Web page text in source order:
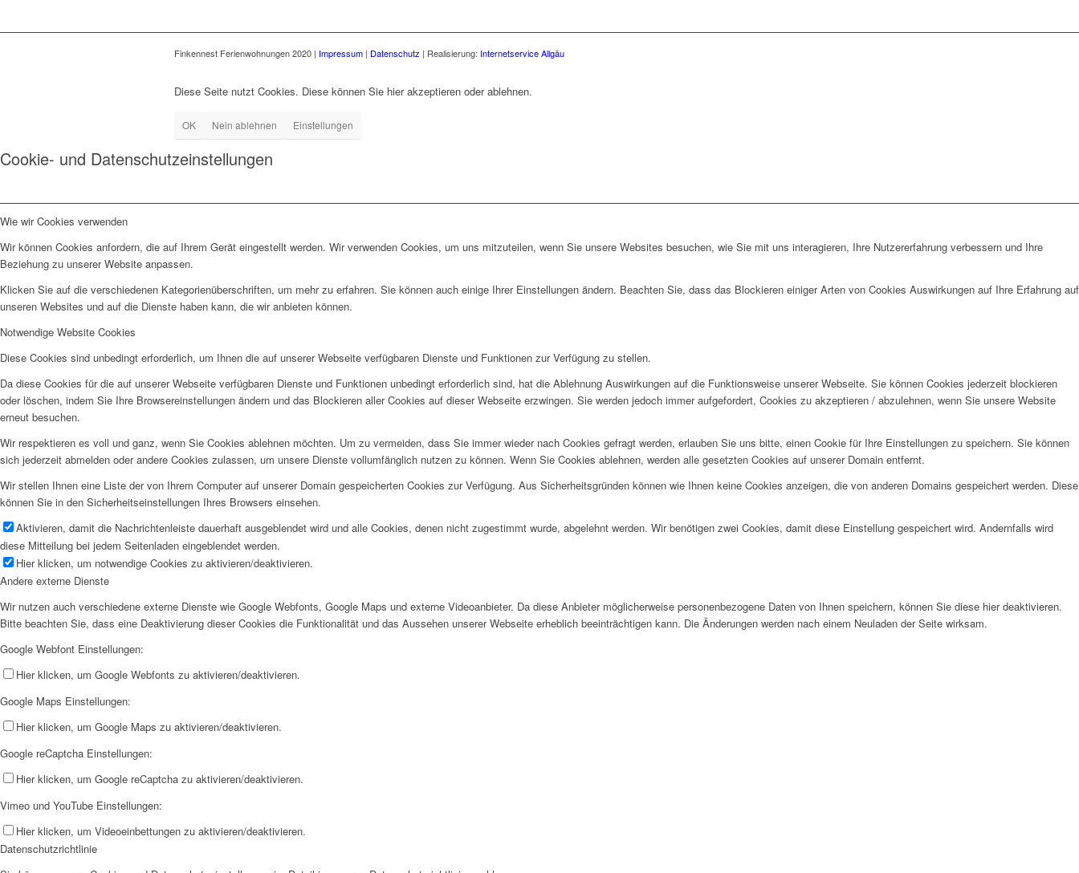
Finkennest Ferienwohnungen 2020 | Impressum | Datenschutz | Realisierung: Internetservice Allgäu
Diese Seite nutzt Cookies. Diese können Sie hier akzeptieren oder ablehnen.
OK Nein ablehnen Einstellungen
Cookie- und Datenschutzeinstellungen
Wie wir Cookies verwenden
Wir können Cookies anfordern, die auf Ihrem Gerät eingestellt werden. Wir verwenden Cookies, um uns mitzuteilen, wenn Sie unsere Websites besuchen, wie Sie mit uns interagieren, Ihre Nutzererfahrung verbessern und Ihre
Beziehung zu unserer Website anpassen.
Klicken Sie auf die verschiedenen Kategorienüberschriften, um mehr zu erfahren. Sie können auch einige Ihrer Einstellungen ändern. Beachten Sie, dass das Blockieren einiger Arten von Cookies Auswirkungen auf Ihre Erfahrung auf
unseren Websites und auf die Dienste haben kann, die wir anbieten können.
Notwendige Website Cookies
Diese Cookies sind unbedingt erforderlich, um Ihnen die auf unserer Webseite verfügbaren Dienste und Funktionen zur Verfügung zu stellen.
Da diese Cookies für die auf unserer Webseite verfügbaren Dienste und Funktionen unbedingt erforderlich sind, hat die Ablehnung Auswirkungen auf die Funktionsweise unserer Webseite. Sie können Cookies jederzeit blockieren
oder löschen, indem Sie Ihre Browsereinstellungen ändern und das Blockieren aller Cookies auf dieser Webseite erzwingen. Sie werden jedoch immer aufgefordert, Cookies zu akzeptieren / abzulehnen, wenn Sie unsere Website
erneut besuchen.
Wir respektieren es voll und ganz, wenn Sie Cookies ablehnen möchten. Um zu vermeiden, dass Sie immer wieder nach Cookies gefragt werden, erlauben Sie uns bitte, einen Cookie für Ihre Einstellungen zu speichern. Sie können
sich jederzeit abmelden oder andere Cookies zulassen, um unsere Dienste vollumfänglich nutzen zu können. Wenn Sie Cookies ablehnen, werden alle gesetzten Cookies auf unserer Domain entfernt.
Wir stellen Ihnen eine Liste der von Ihrem Computer auf unserer Domain gespeicherten Cookies zur Verfügung. Aus Sicherheitsgründen können wie Ihnen keine Cookies anzeigen, die von anderen Domains gespeichert werden. Diese
können Sie in den Sicherheitseinstellungen Ihres Browsers einsehen.
Aktivieren, damit die Nachrichtenleiste dauerhaft ausgeblendet wird und alle Cookies, denen nicht zugestimmt wurde, abgelehnt werden. Wir benötigen zwei Cookies, damit diese Einstellung gespeichert wird. Andernfalls wird
diese Mitteilung bei jedem Seitenladen eingeblendet werden.
Hier klicken, um notwendige Cookies zu aktivieren/deaktivieren.
Andere externe Dienste
Wir nutzen auch verschiedene externe Dienste wie Google Webfonts, Google Maps und externe Videoanbieter. Da diese Anbieter möglicherweise personenbezogene Daten von Ihnen speichern, können Sie diese hier deaktivieren.
Bitte beachten Sie, dass eine Deaktivierung dieser Cookies die Funktionalität und das Aussehen unserer Webseite erheblich beeinträchtigen kann. Die Änderungen werden nach einem Neuladen der Seite wirksam.
Google Webfont Einstellungen:
Hier klicken, um Google Webfonts zu aktivieren/deaktivieren.
Google Maps Einstellungen:
Hier klicken, um Google Maps zu aktivieren/deaktivieren.
Google reCaptcha Einstellungen:
Hier klicken, um Google reCaptcha zu aktivieren/deaktivieren.
Vimeo und YouTube Einstellungen:
Hier klicken, um Videoeinbettungen zu aktivieren/deaktivieren.
Datenschutzrichtlinie